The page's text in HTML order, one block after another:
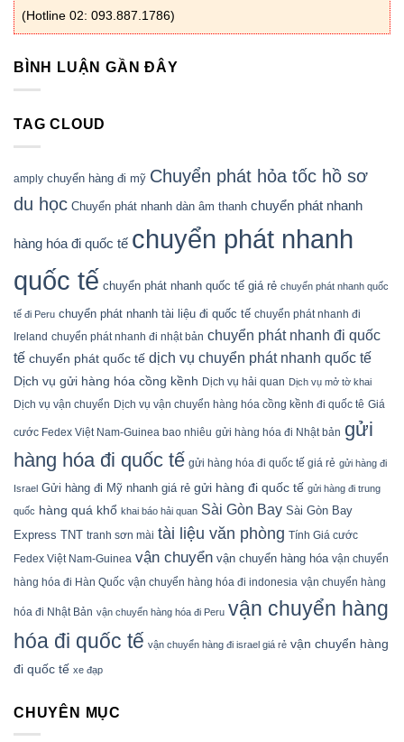
(Hotline 02: 093.887.1786)
BÌNH LUẬN GẦN ĐÂY
TAG CLOUD
amply chuyển hàng đi mỹ Chuyển phát hỏa tốc hồ sơ
du học Chuyển phát nhanh dàn âm thanh chuyển phát nhanh
hàng hóa đi quốc tế chuyển phát nhanh
quốc tế chuyển phát nhanh quốc tế giá rẻ chuyển phát nhanh quốc
tế đi Peru chuyển phát nhanh tài liệu đi quốc tế chuyển phát nhanh đi
Ireland chuyển phát nhanh đi nhật bản chuyển phát nhanh đi quốc
tế chuyển phát quốc tế dịch vụ chuyển phát nhanh quốc tế
Dịch vụ gửi hàng hóa cồng kềnh Dịch vụ hải quan Dịch vụ mở tờ khai
Dịch vụ vận chuyển Dịch vụ vận chuyển hàng hóa cồng kềnh đi quốc tê Giá
cước Fedex Việt Nam-Guinea bao nhiêu gửi hàng hóa đi Nhật bản gửi
hàng hóa đi quốc tế gửi hàng hóa đi quốc tế giá rẻ gửi hàng đi
Israel Gửi hàng đi Mỹ nhanh giá rẻ gửi hàng đi quốc tế gửi hàng đi trung
quốc hàng quá khổ khai báo hải quan Sài Gòn Bay Sài Gòn Bay
Express TNT tranh sơn mài tài liệu văn phòng Tính Giá cước
Fedex Việt Nam-Guinea vận chuyển vận chuyển hàng hóa vận chuyển
hàng hóa đi Hàn Quốc vận chuyển hàng hóa đi indonesia vận chuyển hàng
hóa đi Nhật Bản vận chuyển hàng hóa đi Peru vận chuyển hàng
hóa đi quốc tế vận chuyển hàng đi israel giá rẻ vận chuyển hàng
đi quốc tế xe đạp
CHUYÊN MỤC